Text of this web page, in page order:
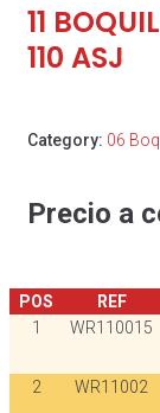
11
110 ASJ
Category: 06
Precio a
POS REF
1
WR110015
2 WR11002